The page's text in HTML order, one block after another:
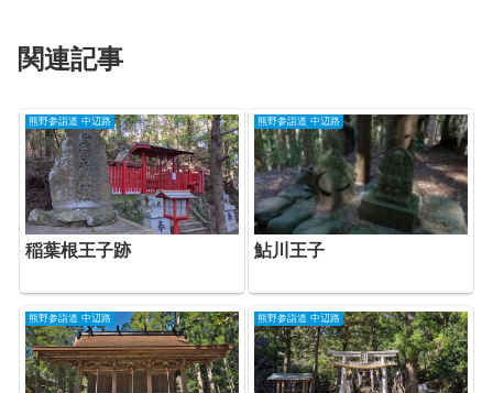
関連記事
熊野参詣道 中辺路
稲葉根王子跡
熊野参詣道 中辺路
鮎川王子
熊野参詣道 中辺路 熊野参詣道 中辺路